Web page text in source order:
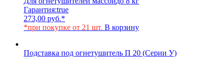
Гарантия:true
273,00 руб.*
*при покупке от 21 шт. В корзину
Подставка под огнетушитель П 20 (Серии У)